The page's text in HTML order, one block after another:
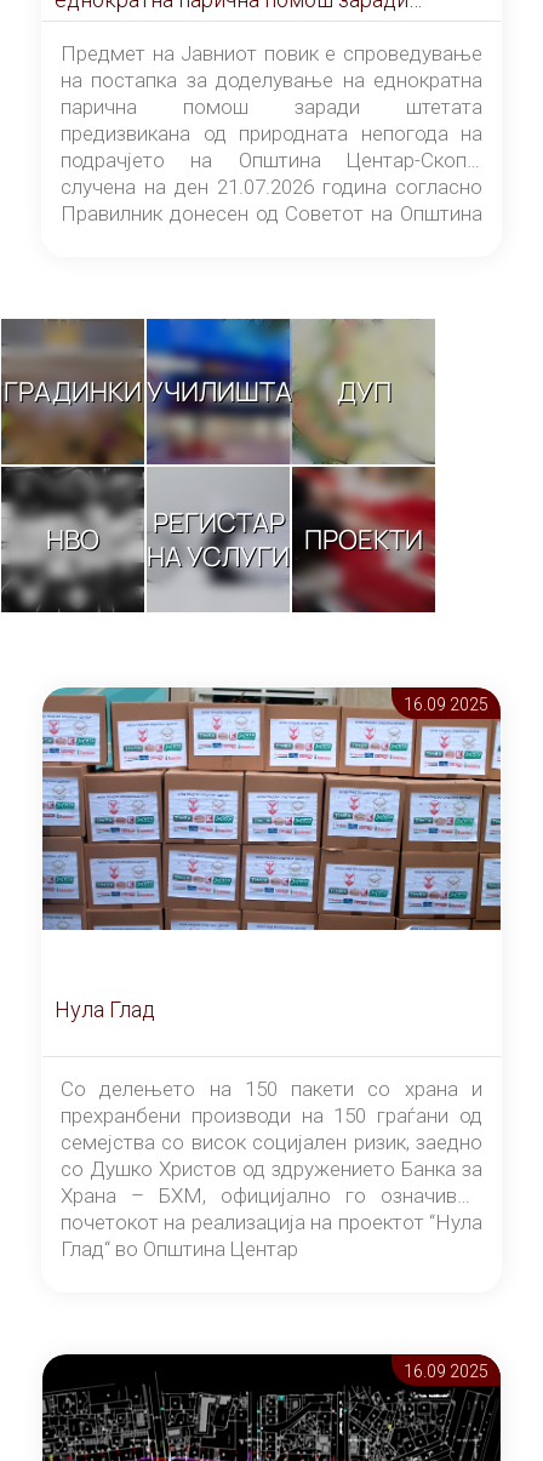
штетата предизвикана од природната
непогода на подрачјето на Општина
Центар-Скопје случена на ден 21.07.2026
година
Предмет на Јавниот повик е спроведување
на постапка за доделување на еднократна
парична помош заради штетата
предизвикана од природната непогода на
подрачјето на Општина Центар-Скопје
случена на ден 21.07.2026 година согласно
Правилник донесен од Советот на Општина
ГРАДИНКИУЧИЛИШТА ДУП
НВО
РЕГИСТАР
НА УСЛУГИ ПРОЕКТИ
16.09 2025
Нула Глад
Со делењето на 150 пакети со храна и
прехранбени производи на 150 граѓани од
семејства со висок социјален ризик, заедно
со Душко Христов од здружението Банка за
Храна – БХМ, официјално го означивме
почетокот на реализација на проектот “Нула
Глад“ во Општина Центар
16.09 2025